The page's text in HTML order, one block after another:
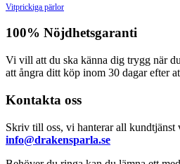
Vitprickiga pärlor
100% Nöjdhetsgaranti
Vi vill att du ska känna dig trygg när
att ångra ditt köp inom 30 dagar efter
Kontakta oss
Skriv till oss, vi hanterar all kundtjänst
info@drakensparla.se